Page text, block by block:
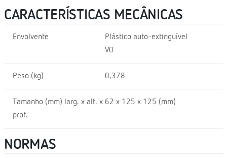
CARACTERÍSTICAS MECÂNICAS
Envolvente
Plástico auto-extinguível
V0
Peso (kg) 0,378
Tamanho (mm) larg. x alt. x
prof.
62 x 125 x 125 (mm)
NORMAS